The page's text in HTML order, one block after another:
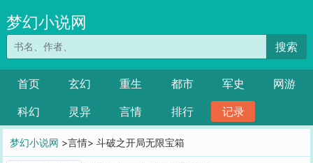
梦幻小说网
搜索
首页 玄幻 重生 都市 军史
网游
科幻
灵异 言情 排行 记录
梦幻小说网 >言情> 斗破之开局无限宝箱